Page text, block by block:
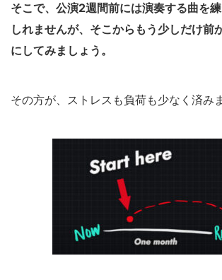
そこで、公演2週間前には演奏する曲を
しれませんが、そこからもう少しだけ前
にしてみましょう。
その方が、ストレスも負荷も少なく済みま